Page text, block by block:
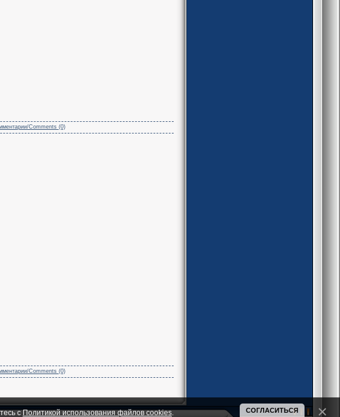
Comments (0)
Comments (0)
сПолитикой использования файлов cookies. СОГЛАСИТЬСЯ